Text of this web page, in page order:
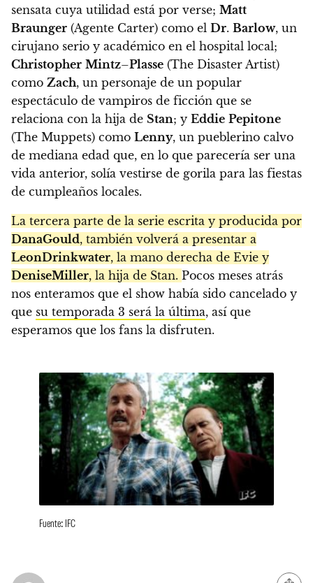
sensata cuya utilidad está por verse; Matt
Braunger (Agente Carter) como el Dr. Barlow, un
cirujano serio y académico en el hospital local;
Christopher Mintz–Plasse (The Disaster Artist)
como Zach, un personaje de un popular
espectáculo de vampiros de ficción que se
relaciona con la hija de Stan; y Eddie Pepitone
(The Muppets) como Lenny, un pueblerino calvo
de mediana edad que, en lo que parecería ser una
vida anterior, solía vestirse de gorila para las fiestas
de cumpleaños locales.
La tercera parte de la serie escrita y producida por
DanaGould, también volverá a presentar a
LeonDrinkwater, la mano derecha de Evie y
DeniseMiller, la hija de Stan. Pocos meses atrás
nos enteramos que el show había sido cancelado y
que su temporada 3 será la última, así que
esperamos que los fans la disfruten.
Fuente: IFC